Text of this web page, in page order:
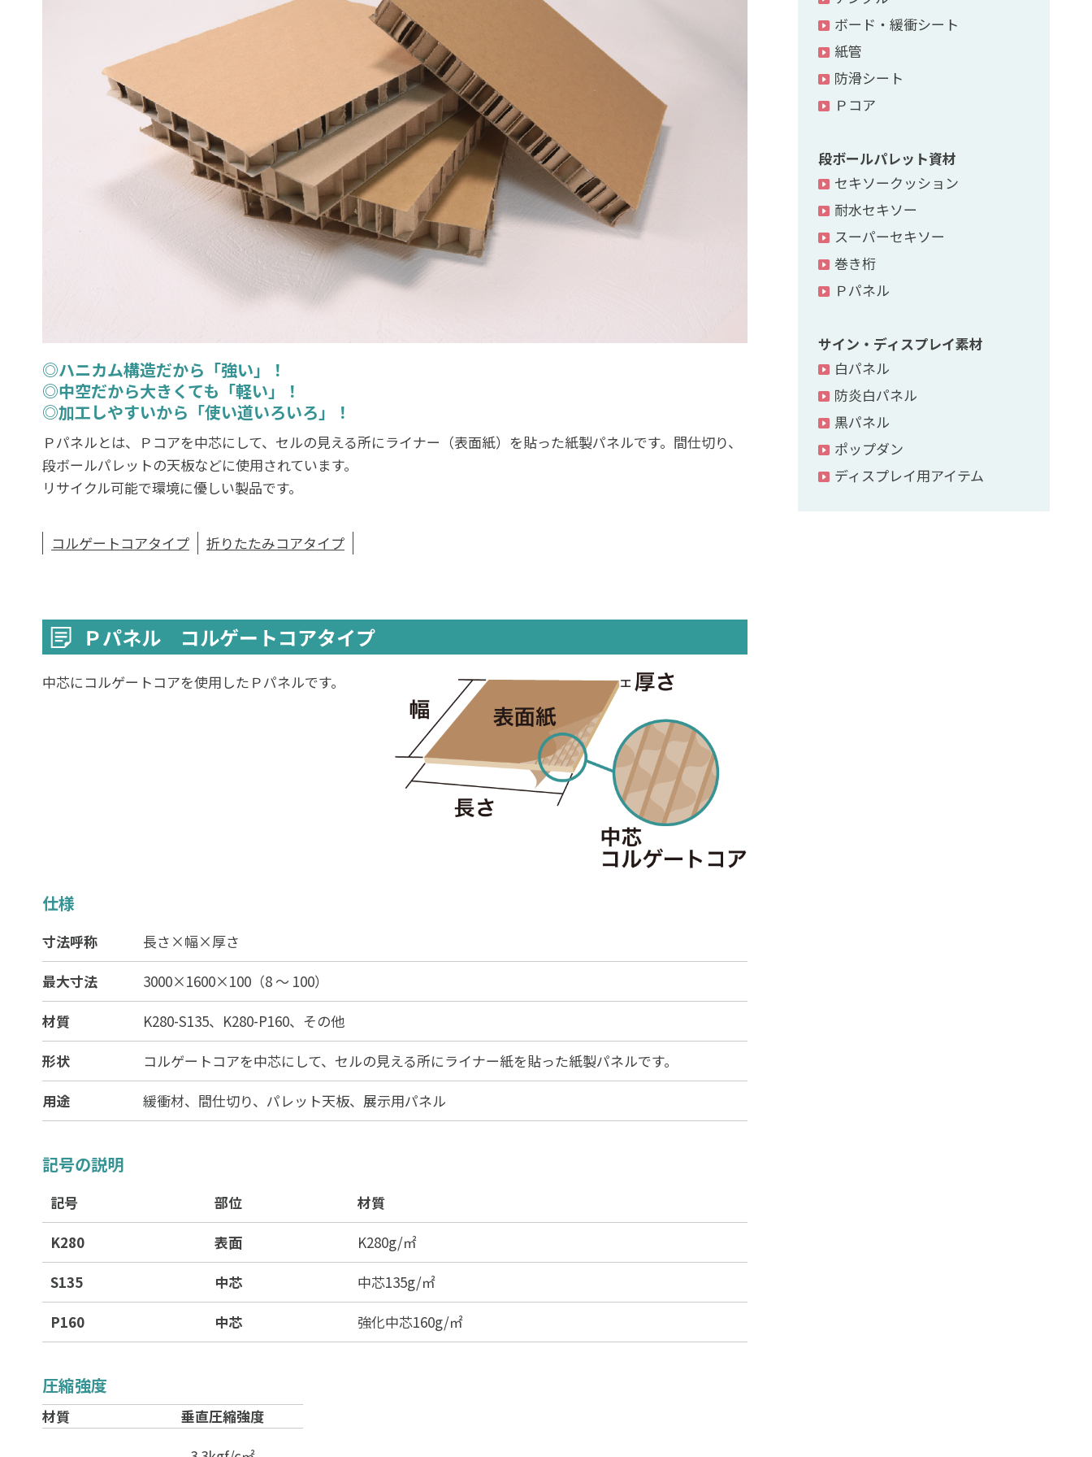
◎ハニカム構造だから「強い」！
◎中空だから大きくても「軽い」！
◎加工しやすいから「使い道いろいろ」！
Ｐパネルとは、 Ｐコアを中芯にして、セルの見える所にライナー（表面紙）を貼った紙製パネルです。間仕切り、
段ボールパレットの天板などに使用されています。
リサイクル可能で環境に優しい製品です。
コルゲートコアタイプ 折りたたみコアタイプ
Ｐパネル コルゲートコアタイプ
中芯にコルゲートコアを使用したＰパネルです。
仕様
寸法呼称
長さ×幅×厚さ
最大寸法
3000×1600×100（8 ～ 100）
材質
K280-S135、K280-P160、その他
形状
コルゲートコアを中芯にして、セルの見える所にライナー紙を貼った紙製パネルです。
用途
緩衝材、間仕切り、パレット天板、展示用パネル
記号の説明
記号 部位
材質
K280
表面
K280g/㎡
S135
中芯
中芯135g/㎡
P160
中芯 強化中芯160g/㎡
圧縮強度
材質
垂直圧縮強度
ボード・緩衝シート
紙管
防滑シート
Ｐコア
段ボールパレット資材
セキソークッション
耐水セキソー
スーパーセキソー
巻き桁
Ｐパネル
サイン・ディスプレイ素材
白パネル
防炎白パネル
黒パネル
ポップダン
ディスプレイ用アイテム